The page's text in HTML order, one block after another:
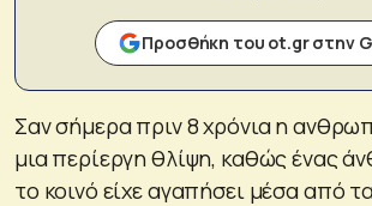
Προσθήκη του ot.gr στην
Σαν σήμερα πριν 8 χρόνια η
μια περίεργη θλίψη, καθώς ένας
το κοινό είχε αγαπήσει μέσα από